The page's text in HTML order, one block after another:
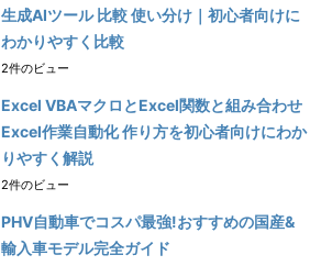
生成AIツール 比較 使い分け｜初心者向けに
わかりやすく比較
2件のビュー
Excel VBAマクロとExcel関数と組み合わせ
Excel作業自動化 作り方を初心者向けにわか
りやすく解説
2件のビュー
PHV自動車でコスパ最強!おすすめの国産&
輸入車モデル完全ガイド